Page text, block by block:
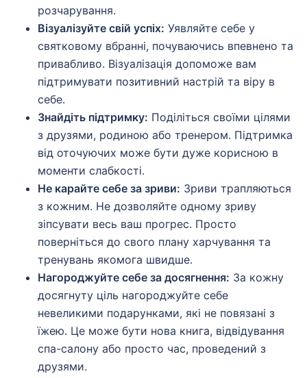
розчарування.
Візуалізуйте свій успіх: Уявляйте себе у
святковому вбранні, почуваючись впевнено та
привабливо. Візуалізація допоможе вам
підтримувати позитивний настрій та віру в
себе.
Знайдіть підтримку: Поділіться своїми цілями
з друзями, родиною або тренером. Підтримка
від оточуючих може бути дуже корисною в
моменти слабкості.
Не карайте себе за зриви: Зриви трапляються
з кожним. Не дозволяйте одному зриву
зіпсувати весь ваш прогрес. Просто
поверніться до свого плану харчування та
тренувань якомога швидше.
Нагороджуйте себе за досягнення: За кожну
досягнуту ціль нагороджуйте себе
невеликими подарунками, які не повязані з
їжею. Це може бути нова книга, відвідування
спа-салону або просто час, проведений з
друзями.